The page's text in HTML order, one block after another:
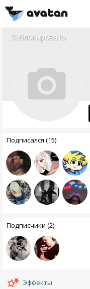
Заблокировать
Подписался (15)
Подписчики (2)
Эффекты